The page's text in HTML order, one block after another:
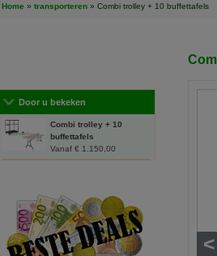
Home » transporteren » Combi trolley + 10 buffettafels
Door u bekeken
Combi trolley + 10
buffettafels
Vanaf € 1.150,00
<